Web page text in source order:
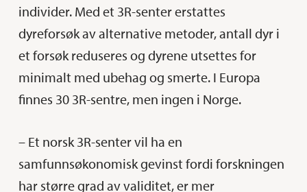
individer. Med et 3R-senter erstattes
dyreforsøk av alternative metoder, antall dyr i
et forsøk reduseres og dyrene utsettes for
minimalt med ubehag og smerte. I Europa
finnes 30 3R-sentre, men ingen i Norge.
– Et norsk 3R-senter vil ha en
samfunnsøkonomisk gevinst fordi forskningen
har større grad av validitet, er mer